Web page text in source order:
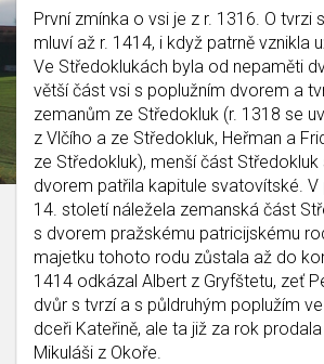
První zmínka o vsi je z r. 1316. O tvrzi
mluví až r. 1414, i když patrně vznikla
Ve Středoklukách byla od nepaměti
větší část vsi s poplužním dvorem a
zemanům ze Středokluk (r. 1318 se
z Vlčího a ze Středokluk, Heřman a
ze Středokluk), menší část
dvorem patřila kapitule svatovítské. V
14. století náležela zemanská část
s dvorem pražskému patricijskému
majetku tohoto rodu zůstala až do
1414 odkázal Albert z Gryfštetu, zeť
dvůr s tvrzí a s půldruhým poplužím
dceři Kateřině, ale ta již za rok
Mikuláši z Okoře.